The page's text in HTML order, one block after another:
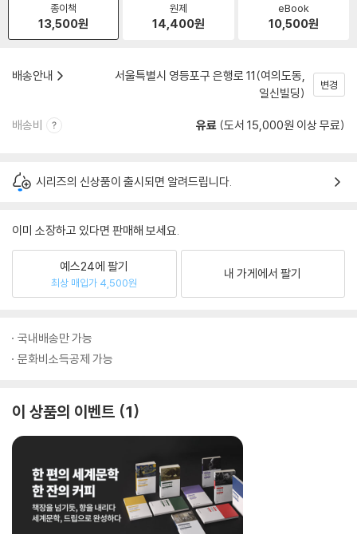
종이책
13,500원
원제
14,400원
eBook
10,500원
배송안내
서울특별시 영등포구 은행로 11(여의도동,
일신빌딩)
변경
배송비 유료 (도서 15,000원 이상 무료)
시리즈의 신상품이 출시되면 알려드립니다.
이미 소장하고 있다면 판매해 보세요.
예스24에 팔기
최상 매입가 4,500원
내 가게에서 팔기
국내배송만 가능
문화비소득공제 가능
이 상품의 이벤트 1